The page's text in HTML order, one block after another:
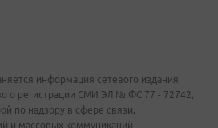
информация сетевого издания
о регистрации СМИ ЭЛ № ФС 77 - 72742,
по надзору в сфере связи,
и массовых коммуникаций